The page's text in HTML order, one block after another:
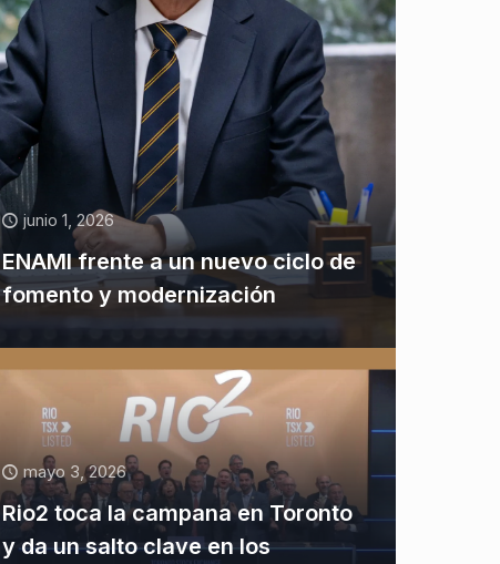
junio 1, 2026
ENAMI frente a un nuevo ciclo de
fomento y modernización
mayo 3, 2026
Rio2 toca la campana en Toronto
y da un salto clave en los